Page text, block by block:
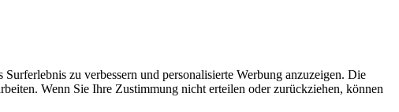
zu verbessern und personalisierte Werbung anzuzeigen. Die
Wenn Sie Ihre Zustimmung nicht erteilen oder zurückziehen, können